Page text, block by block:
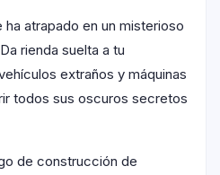
atrapado en un misterioso
rienda suelta a tu
extraños y máquinas
todos sus oscuros secretos
de construcción de